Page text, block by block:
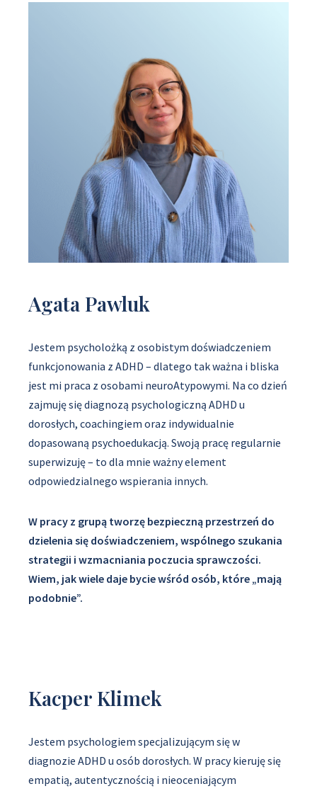
Agata Pawluk
Jestem psycholożką z osobistym doświadczeniem
funkcjonowania z ADHD – dlatego tak ważna i bliska
jest mi praca z osobami neuroAtypowymi. Na co dzień
zajmuję się diagnozą psychologiczną ADHD u
dorosłych, coachingiem oraz indywidualnie
dopasowaną psychoedukacją. Swoją pracę regularnie
superwizuję – to dla mnie ważny element
odpowiedzialnego wspierania innych.
W pracy z grupą tworzę bezpieczną przestrzeń do
dzielenia się doświadczeniem, wspólnego szukania
strategii i wzmacniania poczucia sprawczości.
Wiem, jak wiele daje bycie wśród osób, które „mają
podobnie”.
Kacper Klimek
Jestem psychologiem specjalizującym się w
diagnozie ADHD u osób dorosłych. W pracy kieruję się
empatią, autentycznością i nieoceniającym